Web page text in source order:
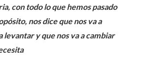
con todo lo que hemos pasado
nos dice que nos va a
levantar y que nos va a cambiar